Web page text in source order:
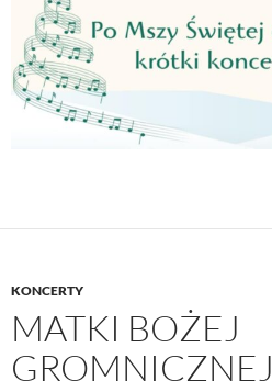
KONCERTY
MATKI BOŻEJ
GROMNICZNEJ